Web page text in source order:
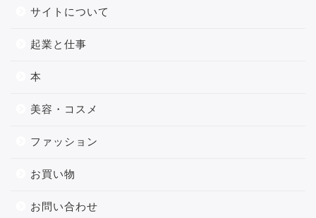
サイトについて
起業と仕事
本
美容・コスメ
ファッション
お買い物
お問い合わせ